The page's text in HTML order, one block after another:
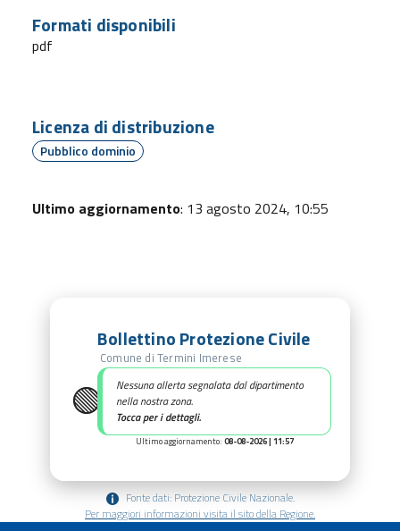
Formati disponibili
pdf
Licenza di distribuzione
Pubblico dominio
Ultimo aggiornamento: 13 agosto 2024, 10:55
🟢
Bollettino Protezione Civile
Comune di Termini Imerese
Nessuna allerta segnalata dal dipartimento
nella nostra zona.
Tocca per i dettagli.
Ultimo aggiornamento: 08-08-2026 | 11:57
Fonte dati: Protezione Civile Nazionale.
Per maggiori informazioni visita il sito della Regione.